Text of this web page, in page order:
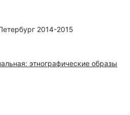
2014-2015
этнографические образы